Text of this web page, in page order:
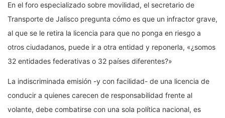
En el foro especializado sobre movilidad, el secretario de
Transporte de Jalisco pregunta cómo es que un infractor grave,
al que se le retira la licencia para que no ponga en riesgo a
otros ciudadanos, puede ir a otra entidad y reponerla, «¿somos
32 entidades federativas o 32 países diferentes?»
La indiscriminada emisión -y con facilidad- de una licencia de
conducir a quienes carecen de responsabilidad frente al
volante, debe combatirse con una sola política nacional, es